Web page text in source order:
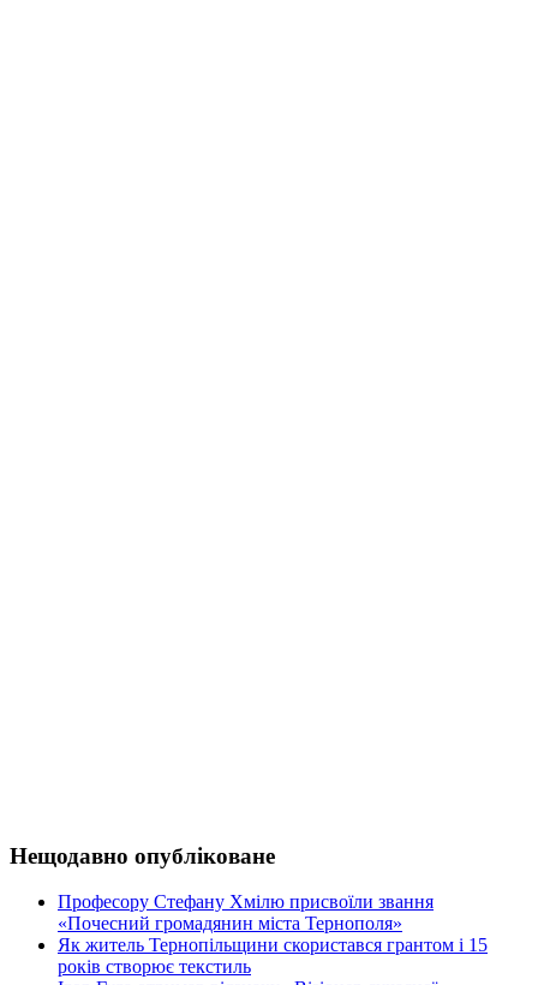
Нещодавно опубліковане
Професору Стефану Хмілю присвоїли звання
«Почесний громадянин міста Тернополя»
Як житель Тернопільщини скористався грантом і 15
років створює текстиль